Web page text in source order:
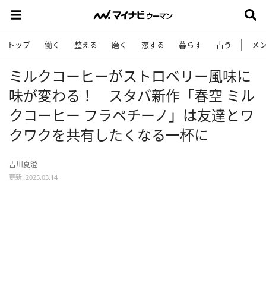
トップ 働く 整える 磨く 恋する 暮らす 占う メ
ミルクコーヒーがストロベリー風味に
味が変わる！ スタバ新作「春空 ミル
クコーヒー フラペチーノ」は友達とワ
クワクを共有したくなる一杯に
吉川夏澄
更新: 2025.03.14